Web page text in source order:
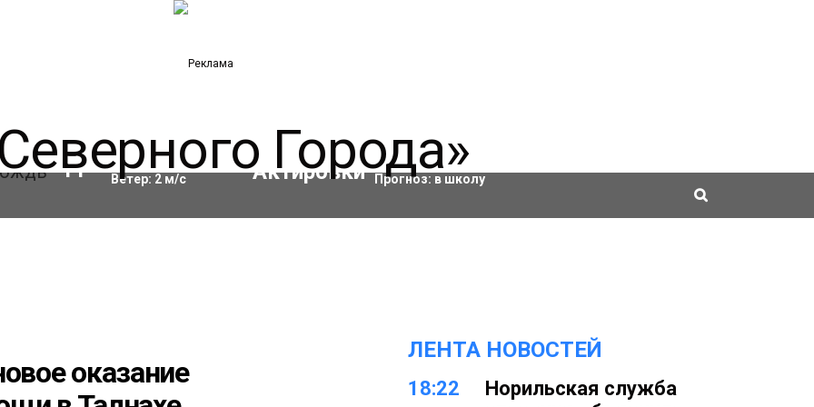
11 °C Влажность:97%
Ветер: 2м/с
Актировки
Прогноз: в школу
оказание
ЛЕНТА НОВОСТЕЙ
18:22
Норильская служба